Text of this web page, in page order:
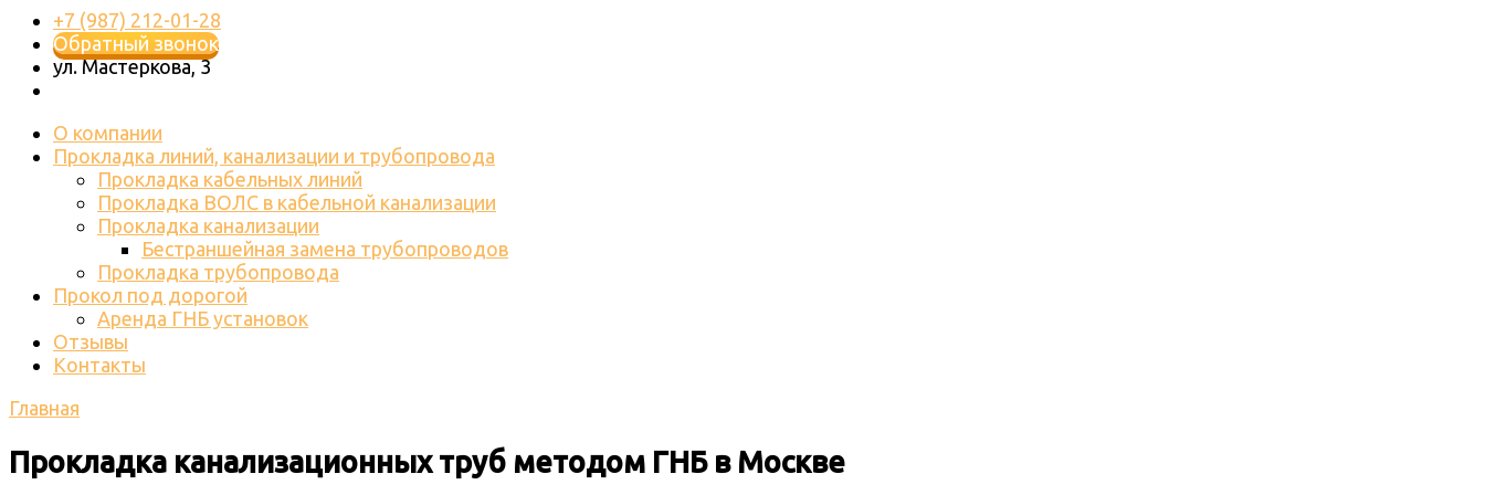
+7 (987) 212-01-28
Обратный звонок
ул. Мастеркова, 3
О компании
Прокладка линий, канализации и трубопровода
Прокладка кабельных линий
Прокладка ВОЛС в кабельной канализации
Прокладка канализации
Бестраншейная замена трубопроводов
Прокладка трубопровода
Прокол под дорогой
Аренда ГНБ установок
Отзывы
Контакты
Главная
Прокладка канализационных труб методом ГНБ в Москве